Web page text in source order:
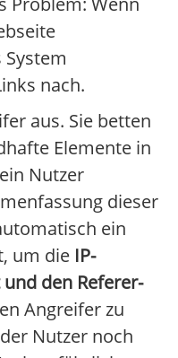
nach.
aus. Sie betten
Elemente in
Nutzer
dieser
ein
um die IP-
den Referer-
Angreifer zu
Nutzer noch